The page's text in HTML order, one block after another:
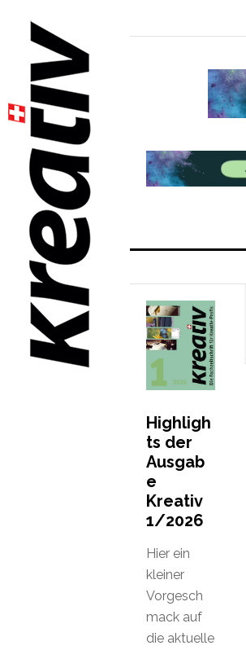
Highligh
ts der
Ausgab
e
Kreativ
1/2026
Hier ein
kleiner
Vorgesch
mack auf
die aktuelle